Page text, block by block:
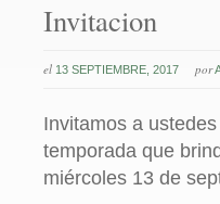
Invitacion
el 13 SEPTIEMBRE, 2017 por
Invitamos a
temporada que
miércoles 13 de